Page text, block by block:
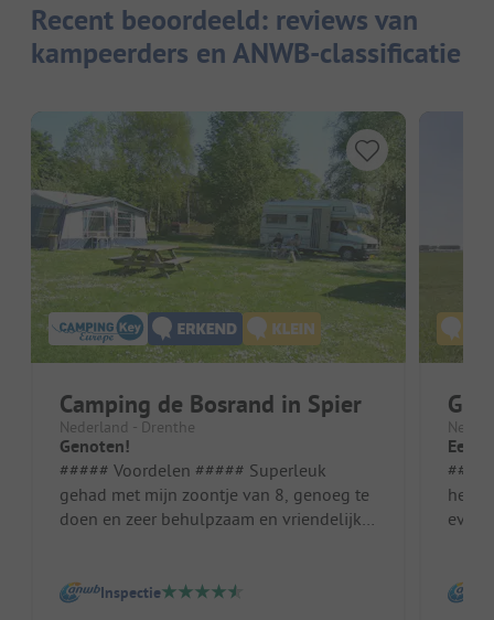
Recent beoordeeld: reviews van
kampeerders en ANWB-classificatie
Camping de Bosrand in Spier
Nederland - Drenthe
Genoten!
##### Voordelen ##### Superleuk
gehad met mijn zoontje van 8, genoeg te
doen en zeer behulpzaam en vriendelijk!
Inspectie
#####
het
even